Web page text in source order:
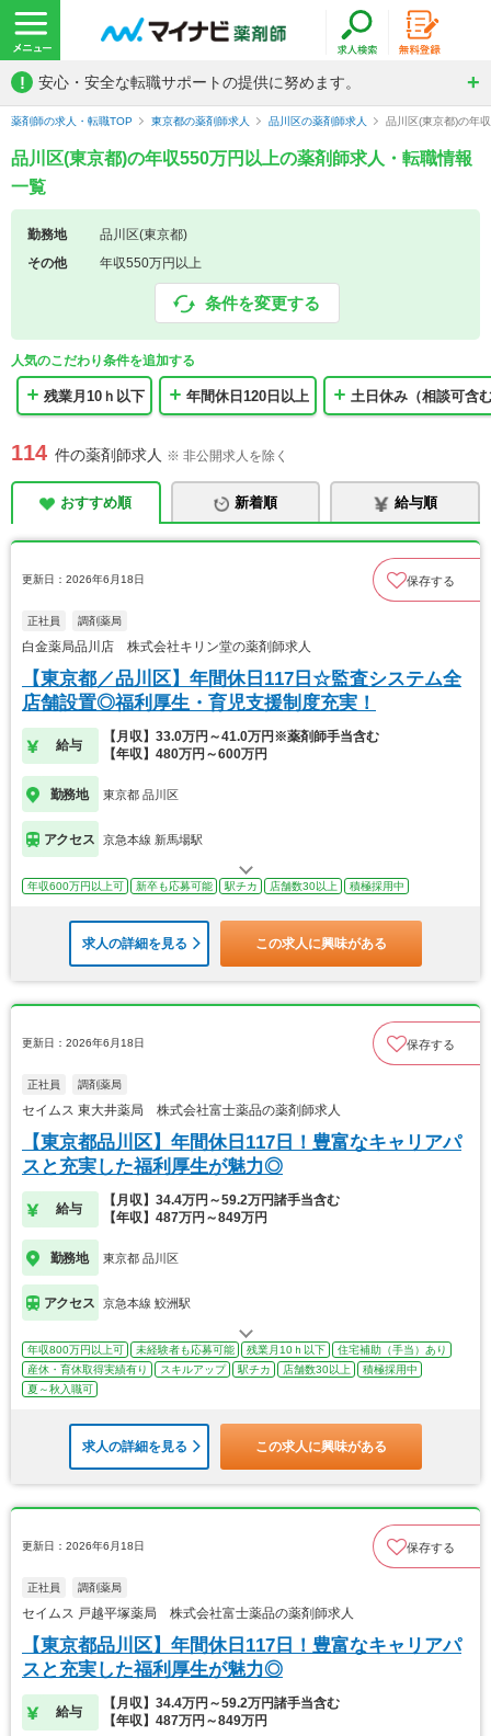
! 安心・安全な転職サポートの提供に努めます。
薬剤師の求人・転職TOP 東京都の薬剤師求人 品川区の薬剤師求人 品川区(東京都)の年
品川区(東京都)の年収550万円以上の薬剤師求人・転職情報
一覧
勤務地
品川区(東京都)
その他
年収550万円以上
条件を変更する
人気のこだわり条件を追加する
残業月10ｈ以下 年間休日120日以上 土日休み（相談可含
114 件の薬剤師求人 ※ 非公開求人を除く
おすすめ順 新着順 給与順
更新日：2026年6月18日 保存する
正社員 調剤薬局
白金薬局品川店 株式会社キリン堂の薬剤師求人
【東京都／品川区】年間休日117日☆監査システム全
店舗設置◎福利厚生・育児支援制度充実！
給与
【月収】33.0万円～41.0万円※薬剤師手当含む
【年収】480万円～600万円
勤務地 東京都 品川区
アクセス 京急本線 新馬場駅
年収600万円以上可 新卒も応募可能 駅チカ 店舗数30以上 積極採用中
求人の詳細を見る この求人に興味がある
更新日：2026年6月18日 保存する
正社員 調剤薬局
セイムス 東大井薬局 株式会社富士薬品の薬剤師求人
【東京都品川区】年間休日117日！豊富なキャリアパ
スと充実した福利厚生が魅力◎
給与
【月収】34.4万円～59.2万円諸手当含む
【年収】487万円～849万円
勤務地 東京都 品川区
アクセス 京急本線 鮫洲駅
年収800万円以上可 未経験者も応募可能 残業月10ｈ以下
住宅補助（手当）あり
産休・育休取得実績有り
スキルアップ 駅チカ 店舗数30以上
積極採用中
夏～秋入職可
求人の詳細を見る この求人に興味がある
更新日：2026年6月18日 保存する
正社員 調剤薬局
セイムス 戸越平塚薬局 株式会社富士薬品の薬剤師求人
【東京都品川区】年間休日117日！豊富なキャリアパ
スと充実した福利厚生が魅力◎
給与
【月収】34.4万円～59.2万円諸手当含む
【年収】487万円～849万円